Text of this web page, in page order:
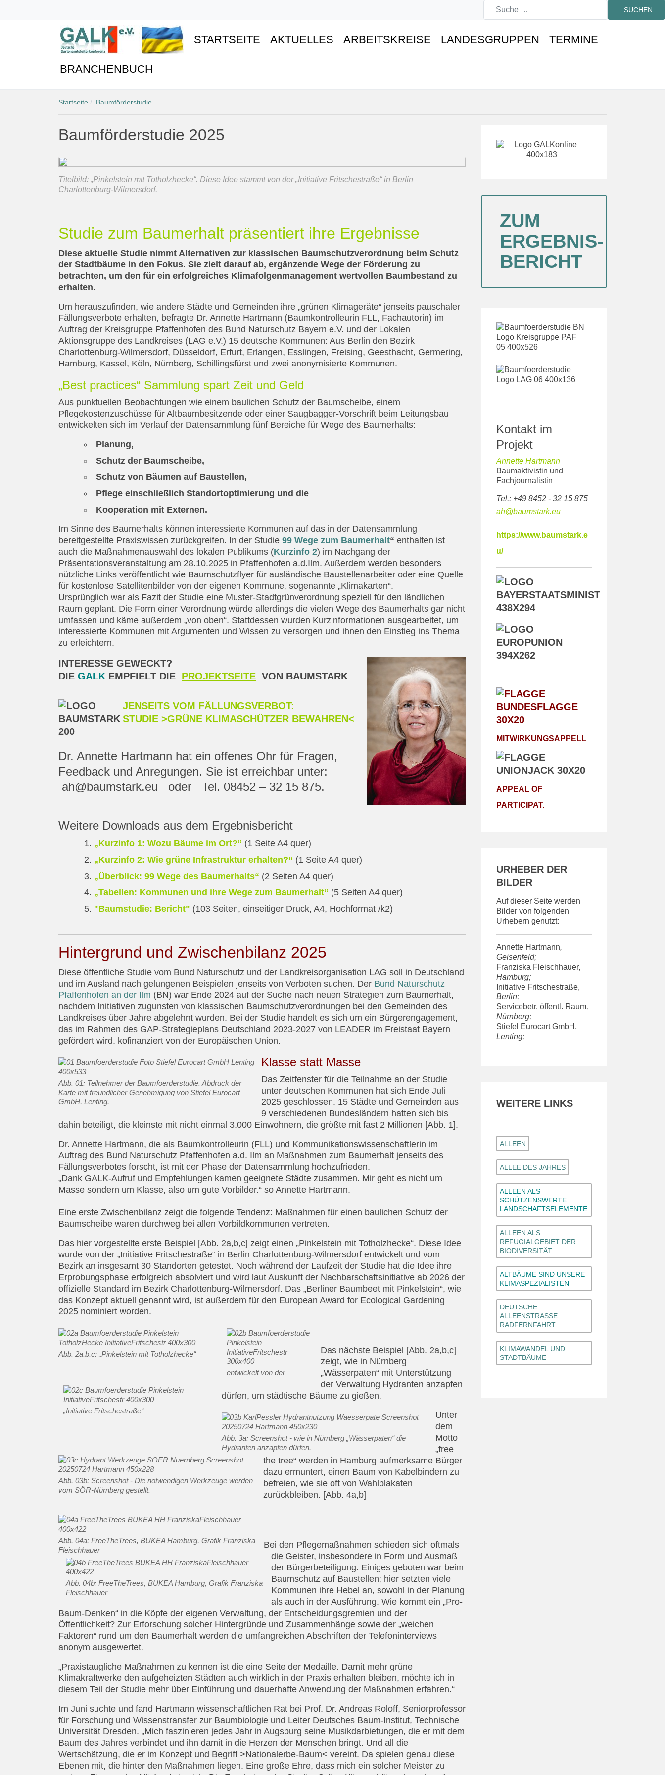
SUCHEN
STARTSEITE AKTUELLES ARBEITSKREISE LANDESGRUPPEN TERMINE
BRANCHENBUCH
Startseite Baumförderstudie
Baumförderstudie 2025
Titelbild: „Pinkelstein mit Totholzhecke“. Diese Idee stammt von der „Initiative Fritschestraße“ in Berlin
Charlottenburg-Wilmersdorf.
Studie zum Baumerhalt präsentiert ihre Ergebnisse
Diese aktuelle Studie nimmt Alternativen zur klassischen Baumschutzverordnung beim Schutz
der Stadtbäume in den Fokus. Sie zielt darauf ab, ergänzende Wege der Förderung zu
betrachten, um den für ein erfolgreiches Klimafolgenmanagement wertvollen Baumbestand zu
erhalten.
Um herauszufinden, wie andere Städte und Gemeinden ihre „grünen Klimageräte“ jenseits pauschaler
Fällungsverbote erhalten, befragte Dr. Annette Hartmann (Baumkontrolleurin FLL, Fachautorin) im
Auftrag der Kreisgruppe Pfaffenhofen des Bund Naturschutz Bayern e.V. und der Lokalen
Aktionsgruppe des Landkreises (LAG e.V.) 15 deutsche Kommunen: Aus Berlin den Bezirk
Charlottenburg-Wilmersdorf, Düsseldorf, Erfurt, Erlangen, Esslingen, Freising, Geesthacht, Germering,
Hamburg, Kassel, Köln, Nürnberg, Schillingsfürst und zwei anonymisierte Kommunen.
„Best practices“ Sammlung spart Zeit und Geld
Aus punktuellen Beobachtungen wie einem baulichen Schutz der Baumscheibe, einem
Pflegekostenzuschüsse für Altbaumbesitzende oder einer Saugbagger-Vorschrift beim Leitungsbau
entwickelten sich im Verlauf der Datensammlung fünf Bereiche für Wege des Baumerhalts:
Planung,
Schutz der Baumscheibe,
Schutz von Bäumen auf Baustellen,
Pflege einschließlich Standortoptimierung und die
Kooperation mit Externen.
Im Sinne des Baumerhalts können interessierte Kommunen auf das in der Datensammlung
bereitgestellte Praxiswissen zurückgreifen. In der Studie 99 Wege zum Baumerhalt“ enthalten ist
auch die Maßnahmenauswahl des lokalen Publikums (Kurzinfo 2) im Nachgang der
Präsentationsveranstaltung am 28.10.2025 in Pfaffenhofen a.d.Ilm. Außerdem werden besonders
nützliche Links veröffentlicht wie Baumschutzflyer für ausländische Baustellenarbeiter oder eine Quelle
für kostenlose Satellitenbilder von der eigenen Kommune, sogenannte „Klimakarten“.
Ursprünglich war als Fazit der Studie eine Muster-Stadtgrünverordnung speziell für den ländlichen
Raum geplant. Die Form einer Verordnung würde allerdings die vielen Wege des Baumerhalts gar nicht
umfassen und käme außerdem „von oben“. Stattdessen wurden Kurzinformationen ausgearbeitet, um
interessierte Kommunen mit Argumenten und Wissen zu versorgen und ihnen den Einstieg ins Thema
zu erleichtern.
INTERESSE GEWECKT?
DIE GALK EMPFIELT DIE PROJEKTSEITE VON BAUMSTARK
JENSEITS VOM FÄLLUNGSVERBOT:
STUDIE >GRÜNE KLIMASCHÜTZER BEWAHREN<
Dr. Annette Hartmann hat ein offenes Ohr für Fragen,
Feedback und Anregungen. Sie ist erreichbar unter:
ah@baumstark.eu oder Tel. 08452 – 32 15 875.
Weitere Downloads aus dem Ergebnisbericht
„Kurzinfo 1: Wozu Bäume im Ort?“ (1 Seite A4 quer)
„Kurzinfo 2: Wie grüne Infrastruktur erhalten?“ (1 Seite A4 quer)
„Überblick: 99 Wege des Baumerhalts“ (2 Seiten A4 quer)
„Tabellen: Kommunen und ihre Wege zum Baumerhalt“ (5 Seiten A4 quer)
"Baumstudie: Bericht" (103 Seiten, einseitiger Druck, A4, Hochformat /k2)
Hintergrund und Zwischenbilanz 2025
Diese öffentliche Studie vom Bund Naturschutz und der Landkreisorganisation LAG soll in Deutschland
und im Ausland nach gelungenen Beispielen jenseits von Verboten suchen. Der Bund Naturschutz
Pfaffenhofen an der Ilm (BN) war Ende 2024 auf der Suche nach neuen Strategien zum Baumerhalt,
nachdem Initiativen zugunsten von klassischen Baumschutzverordnungen bei den Gemeinden des
Landkreises über Jahre abgelehnt wurden. Bei der Studie handelt es sich um ein Bürgerengagement,
das im Rahmen des GAP-Strategieplans Deutschland 2023-2027 von LEADER im Freistaat Bayern
gefördert wird, kofinanziert von der Europäischen Union.
Abb. 01: Teilnehmer der Baumfoerderstudie. Abdruck der
Karte mit freundlicher Genehmigung von Stiefel Eurocart
GmbH, Lenting.
Klasse statt Masse
Das Zeitfenster für die Teilnahme an der Studie
unter deutschen Kommunen hat sich Ende Juli
2025 geschlossen. 15 Städte und Gemeinden aus
9 verschiedenen Bundesländern hatten sich bis
dahin beteiligt, die kleinste mit nicht einmal 3.000 Einwohnern, die größte mit fast 2 Millionen [Abb. 1].
Dr. Annette Hartmann, die als Baumkontrolleurin (FLL) und Kommunikationswissenschaftlerin im
Auftrag des Bund Naturschutz Pfaffenhofen a.d. Ilm an Maßnahmen zum Baumerhalt jenseits des
Fällungsverbotes forscht, ist mit der Phase der Datensammlung hochzufrieden.
„Dank GALK-Aufruf und Empfehlungen kamen geeignete Städte zusammen. Mir geht es nicht um
Masse sondern um Klasse, also um gute Vorbilder.“ so Annette Hartmann.
Eine erste Zwischenbilanz zeigt die folgende Tendenz: Maßnahmen für einen baulichen Schutz der
Baumscheibe waren durchweg bei allen Vorbildkommunen vertreten.
Das hier vorgestellte erste Beispiel [Abb. 2a,b,c] zeigt einen „Pinkelstein mit Totholzhecke“. Diese Idee
wurde von der „Initiative Fritschestraße“ in Berlin Charlottenburg-Wilmersdorf entwickelt und vom
Bezirk an insgesamt 30 Standorten getestet. Noch während der Laufzeit der Studie hat die Idee ihre
Erprobungsphase erfolgreich absolviert und wird laut Auskunft der Nachbarschaftsinitiative ab 2026 der
offizielle Standard im Bezirk Charlottenburg-Wilmersdorf. Das „Berliner Baumbeet mit Pinkelstein“, wie
das Konzept aktuell genannt wird, ist außerdem für den European Award for Ecological Gardening
2025 nominiert worden.
Abb. 2a,b,c: „Pinkelstein mit Totholzhecke“
entwickelt von der
„Initiative Fritschestraße“
Das nächste Beispiel [Abb. 2a,b,c]
zeigt, wie in Nürnberg
„Wässerpaten“ mit Unterstützung
der Verwaltung Hydranten anzapfen
dürfen, um städtische Bäume zu gießen.
Abb. 3a: Screenshot - wie in Nürnberg „Wässerpaten“ die
Hydranten anzapfen dürfen.
Abb. 03b: Screenshot - Die notwendigen Werkzeuge werden
vom SÖR-Nürnberg gestellt.
Unter
dem
Motto
„free
the tree“ werden in Hamburg aufmerksame Bürger
dazu ermuntert, einen Baum von Kabelbindern zu
befreien, wie sie oft von Wahlplakaten
zurückbleiben. [Abb. 4a,b]
Abb. 04a: FreeTheTrees, BUKEA Hamburg, Grafik Franziska
Fleischhauer
Abb. 04b: FreeTheTrees, BUKEA Hamburg, Grafik Franziska
Fleischhauer
Bei den Pflegemaßnahmen schieden sich oftmals
die Geister, insbesondere in Form und Ausmaß
der Bürgerbeteiligung. Einiges geboten war beim
Baumschutz auf Baustellen; hier setzten viele
Kommunen ihre Hebel an, sowohl in der Planung
als auch in der Ausführung. Wie kommt ein „Pro-
Baum-Denken“ in die Köpfe der eigenen Verwaltung, der Entscheidungsgremien und der
Öffentlichkeit? Zur Erforschung solcher Hintergründe und Zusammenhänge sowie der „weichen
Faktoren“ rund um den Baumerhalt werden die umfangreichen Abschriften der Telefoninterviews
anonym ausgewertet.
„Praxistaugliche Maßnahmen zu kennen ist die eine Seite der Medaille. Damit mehr grüne
Klimakraftwerke den aufgeheizten Städten auch wirklich in der Praxis erhalten bleiben, möchte ich in
diesem Teil der Studie mehr über Einführung und dauerhafte Anwendung der Maßnahmen erfahren.“
Im Juni suchte und fand Hartmann wissenschaftlichen Rat bei Prof. Dr. Andreas Roloff, Seniorprofessor
für Forschung und Wissenstransfer zur Baumbiologie und Leiter Deutsches Baum-Institut, Technische
Universität Dresden. „Mich faszinieren jedes Jahr in Augsburg seine Musikdarbietungen, die er mit dem
Baum des Jahres verbindet und ihn damit in die Herzen der Menschen bringt. Und all die
Wertschätzung, die er im Konzept und Begriff >Nationalerbe-Baum< vereint. Da spielen genau diese
Ebenen mit, die hinter den Maßnahmen liegen. Eine große Ehre, dass mich ein solcher Meister zu
ZUM
ERGEBNIS-
BERICHT
Kontakt im
Projekt
Annette Hartmann
Baumaktivistin und
Fachjournalistin
Tel.: +49 8452 - 32 15 875
ah@baumstark.eu
https://www.baumstark.e
u/
MITWIRKUNGSAPPELL
APPEAL OF
PARTICIPAT.
URHEBER DER
BILDER
Auf dieser Seite werden
Bilder von folgenden
Urhebern genutzt:
Annette Hartmann,
Geisenfeld;
Franziska Fleischhauer,
Hamburg;
Initiative Fritschestraße,
Berlin;
Servicebetr. öffentl. Raum,
Nürnberg;
Stiefel Eurocart GmbH,
Lenting;
WEITERE LINKS
ALLEEN
ALLEE DES JAHRES
ALLEEN ALS
SCHÜTZENSWERTE
LANDSCHAFTSELEMENTE
ALLEEN ALS
REFUGIALGEBIET DER
BIODIVERSITÄT
ALTBÄUME SIND UNSERE
KLIMASPEZIALISTEN
DEUTSCHE
ALLEENSTRASSE R
ADFERNFAHRT
KLIMAWANDEL UND
STADTBÄUME